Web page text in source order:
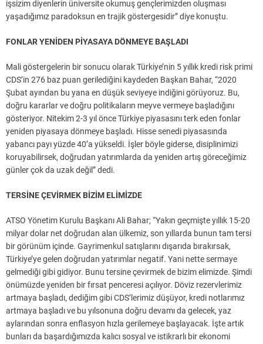
işsizim diyenlerin üniversite okumuş gençlerimizden oluşması
yaşadığımız paradoksun en trajik göstergesidir” diye konuştu.
FONLAR YENİDEN PİYASAYA DÖNMEYE BAŞLADI
Mali göstergelerin bir sonucu olarak Türkiye’nin 5 yıllık kredi risk primi
CDS’in 276 baz puan gerilediğini kaydeden Başkan Bahar, “2020
Şubat ayından bu yana en düşük seviyeye indiğini görüyoruz. Bu,
doğru kararlar ve doğru politikaların meyve vermeye başladığını
gösteriyor. Nitekim 2-3 yıl önce Türkiye piyasasını terk eden fonlar
yeniden piyasaya dönmeye başladı. Hisse senedi piyasasında
yabancı payı yüzde 40’a yükseldi. İşler böyle giderse, disiplinimizi
koruyabilirsek, doğrudan yatırımlarda da yeniden artış göreceğimiz
günler çok da uzak değil” dedi.
TERSİNE ÇEVİRMEK BİZİM ELİMİZDE
ATSO Yönetim Kurulu Başkanı Ali Bahar; “Yakın geçmişte yıllık 15-20
milyar dolar net doğrudan alan ülkemiz, son yıllarda bunun tam tersi
bir görünüm içinde. Gayrimenkul satışlarını dışarıda bırakırsak,
Türkiye’ye gelen doğrudan yatırımlar negatif. Yani nette sermaye
gelmediği gibi gidiyor. Bunu tersine çevirmek de bizim elimizde. Şimdi
önümüzde yeniden bir fırsat penceresi açılıyor. Döviz rezervlerimiz
artmaya başladı, dediğim gibi CDS’lerimiz düşüyor, kredi notlarımız
artmaya başladı ve bu yılsonuna doğru devamı da gelecek, yaz
aylarından sonra enflasyon hızla gerilemeye başlayacak. İşte artık
bunları da başardığımızda kalıcı sosyal ve istikrarlı bir ekonomi